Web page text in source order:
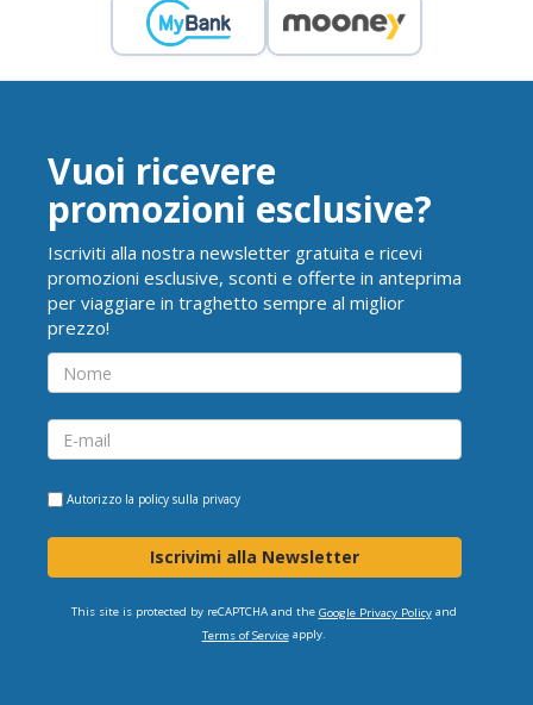
Vuoi ricevere
promozioni esclusive?
Iscriviti alla nostra newsletter gratuita e ricevi
promozioni esclusive, sconti e offerte in anteprima
per viaggiare in traghetto sempre al miglior
prezzo!
Autorizzo la policy sulla privacy
Iscrivimi alla Newsletter
This site is protected by reCAPTCHA and the Google Privacy Policyand
Terms of Serviceapply.